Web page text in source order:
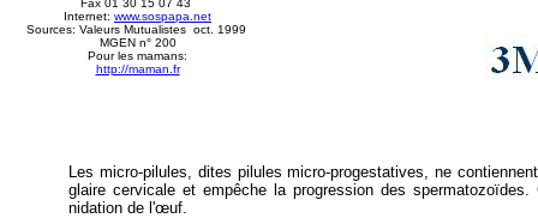
Fax 01 30 15 07 43
Internet: www.sospapa.net
Sources: Valeurs Mutualistes oct. 1999
MGEN n° 200
Pour les mamans:
http://maman.fr
Les micro-pilules, dites pilules micro-progestatives, ne
glaire cervicale et empêche la progression des
nidation de l'œuf.